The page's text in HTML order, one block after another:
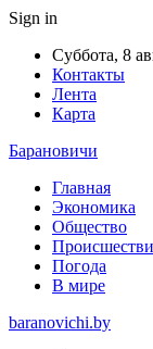
Sign in
Суббота, 8
Контакты
Лента
Карта
Барановичи
Главная
Экономика
Общество
Погода
В мире
baranovichi.by